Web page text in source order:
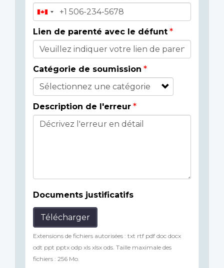
Lien de parenté avec le défunt
Catégorie de soumission
Description de l'erreur
Documents justificatifs
Télécharger
Extensions de fichiers autorisées : txt rtf pdf doc docx
odt ppt pptx odp xls xlsx ods. Taille maximale des
fichiers : 256 Mo.